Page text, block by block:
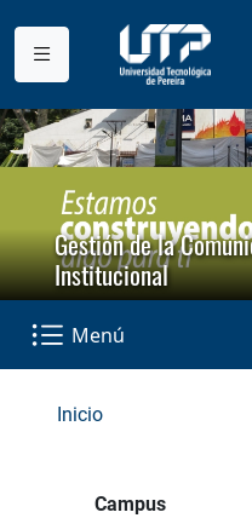
Gestión de la
Institucional
Menú
Inicio
Campus